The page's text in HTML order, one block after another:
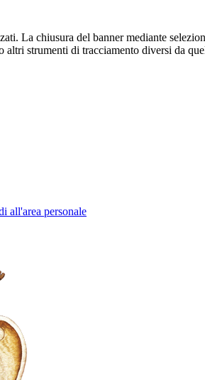
La chiusura del banner mediante
strumenti di tracciamento diversi da
all'area personale